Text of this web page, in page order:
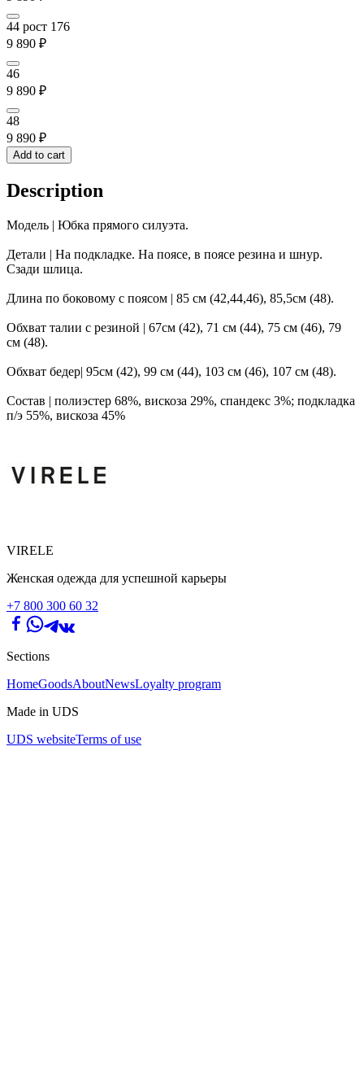
44 рост 176
9 890 ₽
46
9 890 ₽
48
9 890 ₽
Add to cart
Description
Модель | Юбка прямого силуэта.
Детали | На подкладке. На поясе, в поясе резина и шнур.
Сзади шлица.
Длина по боковому с поясом | 85 см (42,44,46), 85,5см (48).
Обхват талии с резиной | 67см (42), 71 см (44), 75 см (46), 79
см (48).
Обхват бедер| 95см (42), 99 см (44), 103 см (46), 107 см (48).
Состав | полиэстер 68%, вискоза 29%, спандекс 3%; подкладка
п/э 55%, вискоза 45%
VIRELE
Женская одежда для успешной карьеры
+7 800 300 60 32
Sections
HomeGoodsAboutNewsLoyalty program
Made in UDS
UDS websiteTerms of use